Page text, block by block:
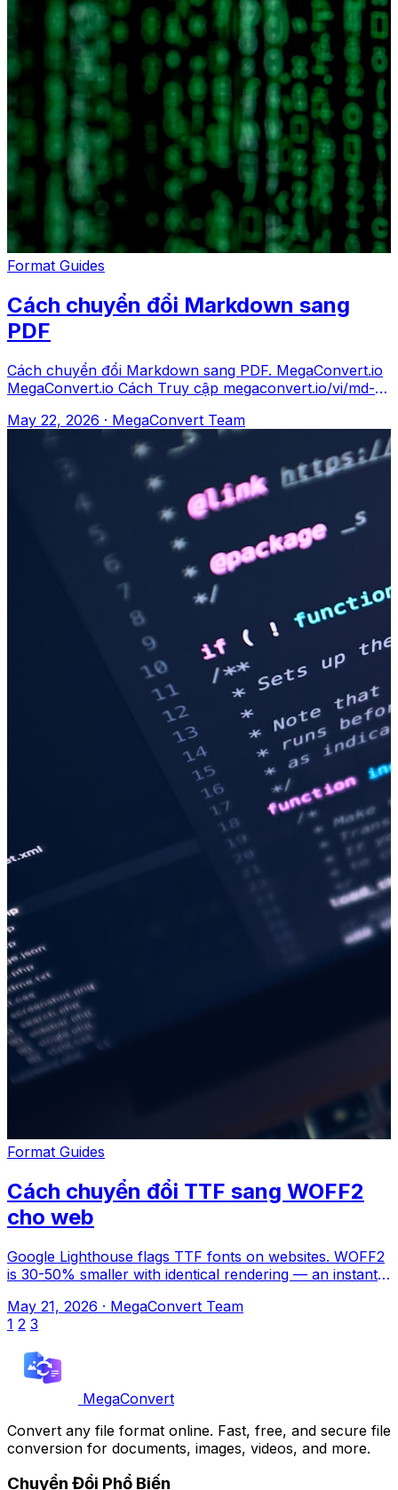
Format Guides
Cách chuyển đổi Markdown sang
PDF
Cách chuyển đổi Markdown sang PDF. MegaConvert.io
MegaConvert.io Cách Truy cập megaconvert.io/vi/md-
May 22, 2026 · MegaConvert Team
Format Guides
Cách chuyển đổi TTF sang WOFF2
cho web
Google Lighthouse flags TTF fonts on websites. WOFF2
is 30-50% smaller with identical rendering — an instant
May 21, 2026 · MegaConvert Team
1 2 3
MegaConvert
Convert any file format online. Fast, free, and secure file
conversion for documents, images, videos, and more.
Chuyển Đổi Phổ Biến